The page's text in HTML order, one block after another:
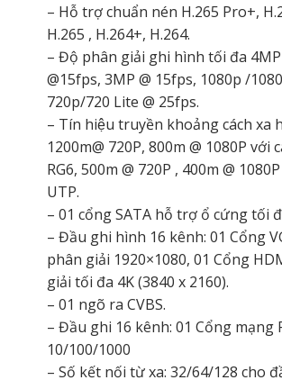
– Hỗ trợ chuẩn nén H.265 Pro+,
H.265 , H.264+, H.264.
– Độ phân giải ghi hình tối đa
@15fps, 3MP @ 15fps, 1080p /
720p/720 Lite @ 25fps.
– Tín hiệu truyền khoảng cách xa
1200m@ 720P, 800m @ 1080P với
RG6, 500m @ 720P , 400m @
UTP.
– 01 cổng SATA hỗ trợ ổ cứng tối
– Đầu ghi hình 16 kênh: 01 Cổng
phân giải 1920×1080, 01 Cổng
giải tối đa 4K (3840 x 2160).
– 01 ngõ ra CVBS.
– Đầu ghi 16 kênh: 01 Cổng mạng
10/100/1000
– Số kết nối từ xa: 32/64/128 cho